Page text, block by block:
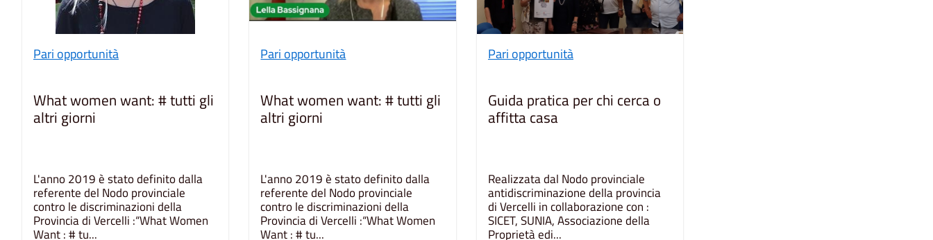
Pari opportunità
What women want: # tutti gli
altri giorni
L'anno 2019 è stato definito dalla
referente del Nodo provinciale
contro le discriminazioni della
Provincia di Vercelli :“What Women
Want : # tu...
Pari opportunità
What women want: # tutti gli
altri giorni
L'anno 2019 è stato definito dalla
referente del Nodo provinciale
contro le discriminazioni della
Provincia di Vercelli :“What Women
Want : # tu...
Pari opportunità
Guida pratica per chi cerca o
affitta casa
Realizzata dal Nodo provinciale
antidiscriminazione della provincia
di Vercelli in collaborazione con :
SICET, SUNIA, Associazione della
Proprietà edi...